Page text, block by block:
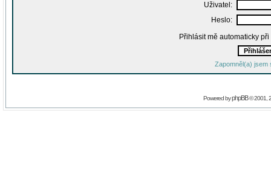
Uživatel:
Heslo:
Přihlásit mě automaticky
Zapomněl(a) jsem
Powered byphpBB© 2001,